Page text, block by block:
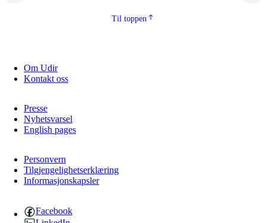
Til toppen
Om Udir
Kontakt oss
Presse
Nyhetsvarsel
English pages
Personvern
Tilgjengelighetserklæring
Informasjonskapsler
Facebook